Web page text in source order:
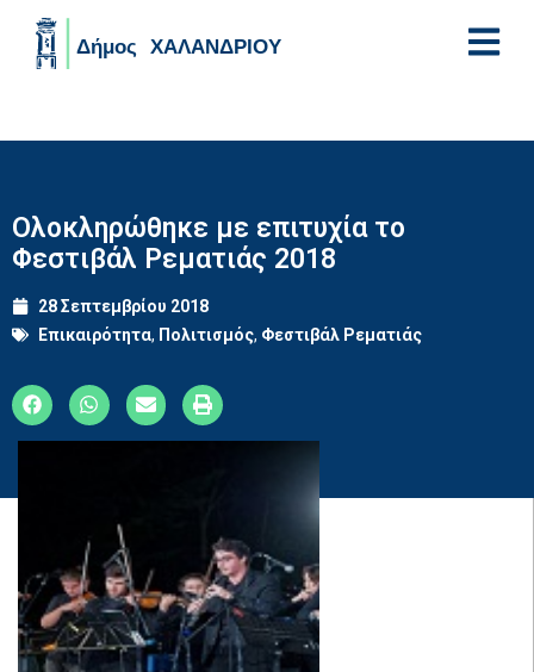
Ολοκληρώθηκε με επιτυχία το
Φεστιβάλ Ρεματιάς 2018
28 Σεπτεμβρίου 2018
Επικαιρότητα, Πολιτισμός, Φεστιβάλ Ρεματιάς